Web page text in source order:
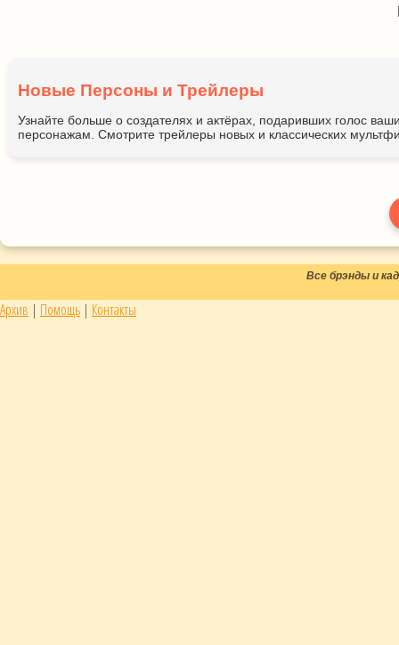
Новые Персоны и Трейлеры
Узнайте больше о создателях и актёрах, подаривших голос
персонажам. Смотрите трейлеры новых и классических
Все брэнды и
Архив | Помощь | Контакты